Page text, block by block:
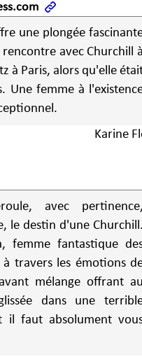
une plongée
rencontre avec Churchill
à Paris, alors qu'elle
Une femme à
Karine
avec
le destin d'une
femme fantastique
travers les émotions
mélange offrant
dans une